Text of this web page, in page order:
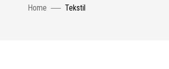
Home Tekstil